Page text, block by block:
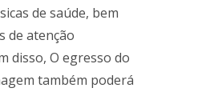
de saúde, bem
de atenção
disso, O egresso do
também poderá